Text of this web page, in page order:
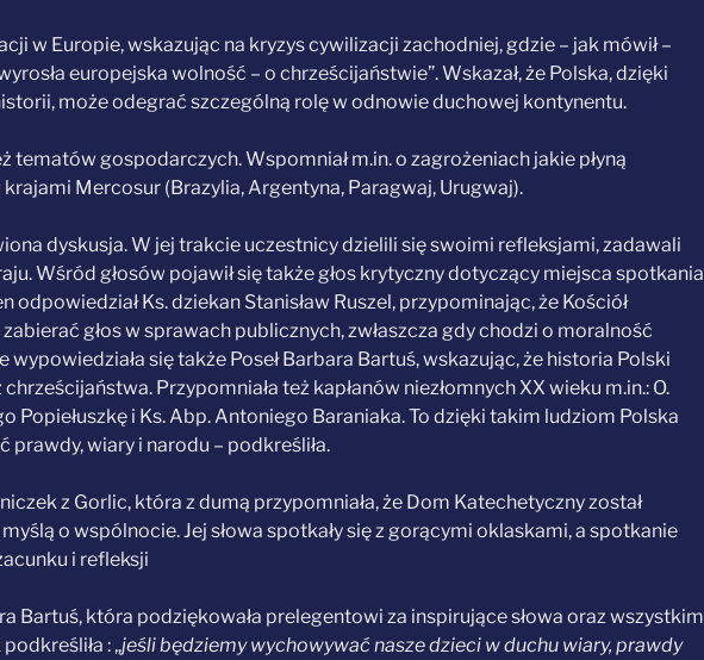
w Europie, wskazując na kryzys cywilizacji zachodniej, gdzie – jak mówił –
europejska wolność – o chrześcijaństwie”. Wskazał, że Polska, dzięki
może odegrać szczególną rolę w odnowie duchowej kontynentu.
tematów gospodarczych. Wspomniał m.in. o zagrożeniach jakie płyną
Mercosur (Brazylia, Argentyna, Paragwaj, Urugwaj).
dyskusja. W jej trakcie uczestnicy dzielili się swoimi refleksjami, zadawali
Wśród głosów pojawił się także głos krytyczny dotyczący miejsca spotkania
odpowiedział Ks. dziekan Stanisław Ruszel, przypominając, że Kościół
głos w sprawach publicznych, zwłaszcza gdy chodzi o moralność
się także Poseł Barbara Bartuś, wskazując, że historia Polski
Przypomniała też kapłanów niezłomnych XX wieku m.in.: O.
Popiełuszkę i Ks. Abp. Antoniego Baraniaka. To dzięki takim ludziom Polska
wiary i narodu – podkreśliła.
z Gorlic, która z dumą przypomniała, że Dom Katechetyczny został
o wspólnocie. Jej słowa spotkały się z gorącymi oklaskami, a spotkanie
i refleksji
Bartuś, która podziękowała prelegentowi za inspirujące słowa oraz wszystkim
: „jeśli będziemy wychowywać nasze dzieci w duchu wiary, prawdy